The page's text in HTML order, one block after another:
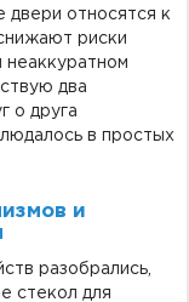
двери относятся к
риски
неаккуратном
два
о друга
в простых
и
разобрались,
стекол для